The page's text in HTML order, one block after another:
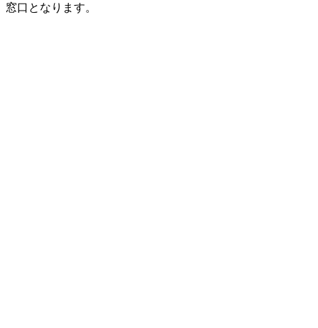
窓口となります。